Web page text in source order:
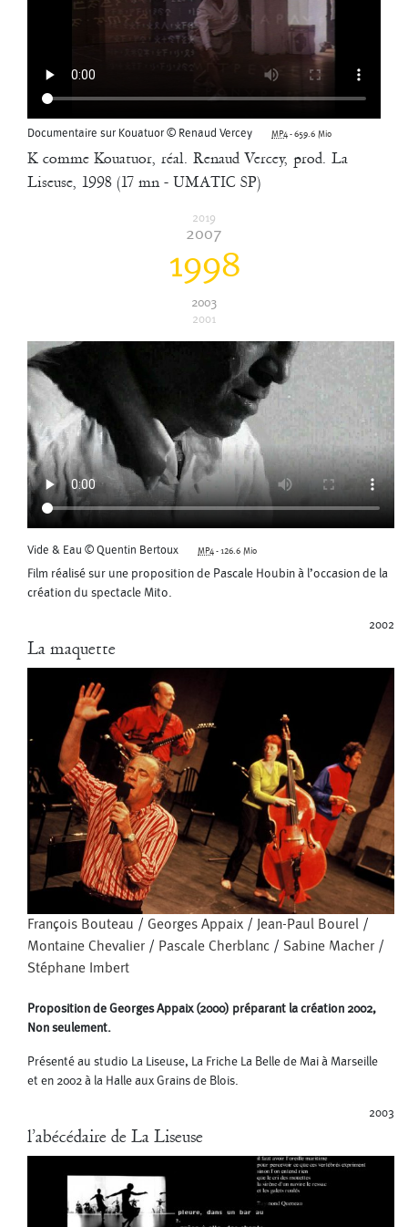
Documentaire sur Kouatuor © Renaud Vercey MP4-659.6 Mio
K comme Kouatuor, réal. Renaud Vercey, prod. La
Liseuse, 1998 (17 mn - UMATIC SP)
2019
2007
1998
2003
2001
Tempo © Jacques Colomer MP4 -1.22 Gio
Chorégraphie des danses du projet de Henri Colomer pour Arte
Vide & Eau © Quentin Bertoux MP4-126.6 Mio
Film réalisé sur une proposition de Pascale Houbin à l’occasion de la
création du spectacle Mito.
2002
La maquette
François Bouteau / Georges Appaix / Jean-Paul Bourel /
Montaine Chevalier / Pascale Cherblanc / Sabine Macher /
Stéphane Imbert
Proposition de Georges Appaix (2000) préparant la création 2002,
Non seulement.
Présenté au studio La Liseuse, La Friche La Belle de Mai à Marseille
et en 2002 à la Halle aux Grains de Blois.
2003
l’abécédaire de La Liseuse